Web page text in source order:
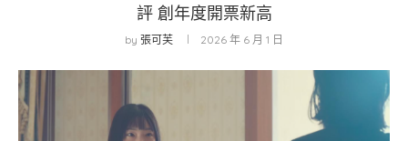
評 創年度開票新高
by 張可芙 2026 年 6 月 1 日